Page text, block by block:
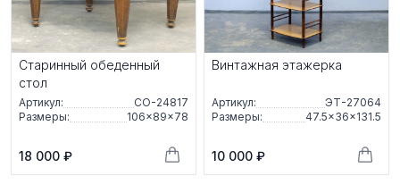
Старинный обеденный
стол
Артикул:
СО-24817
Размеры:
106×89×78
18 000 ₽
Винтажная этажерка
Артикул:
ЭТ-27064
Размеры:
47.5×36×131.5
10 000 ₽